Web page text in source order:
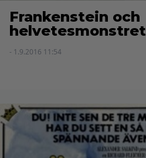
Frankenstein och
helvetesmonstret
- 1.9.2016 11:54